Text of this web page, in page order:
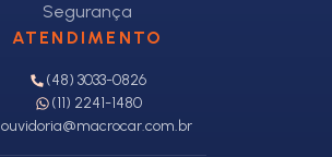
Segurança
ATENDIMENTO
(48) 3033-0826
(11) 2241-1480
ouvidoria@macrocar.com.br